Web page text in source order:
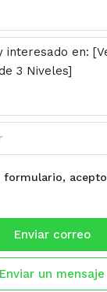
formulario, acepto
Enviar correo
Enviar un mensaje